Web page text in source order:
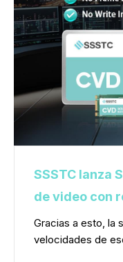
SSSTC lanza
de video con
Gracias a esto, la
velocidades de